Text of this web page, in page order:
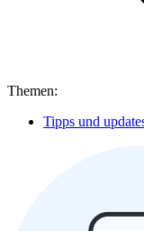
Themen:
Tipps und